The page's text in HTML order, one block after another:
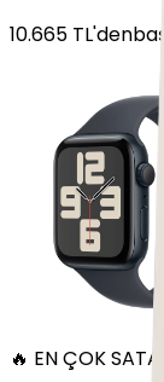
10.665 TL'den
🔥 EN ÇOK SATAN